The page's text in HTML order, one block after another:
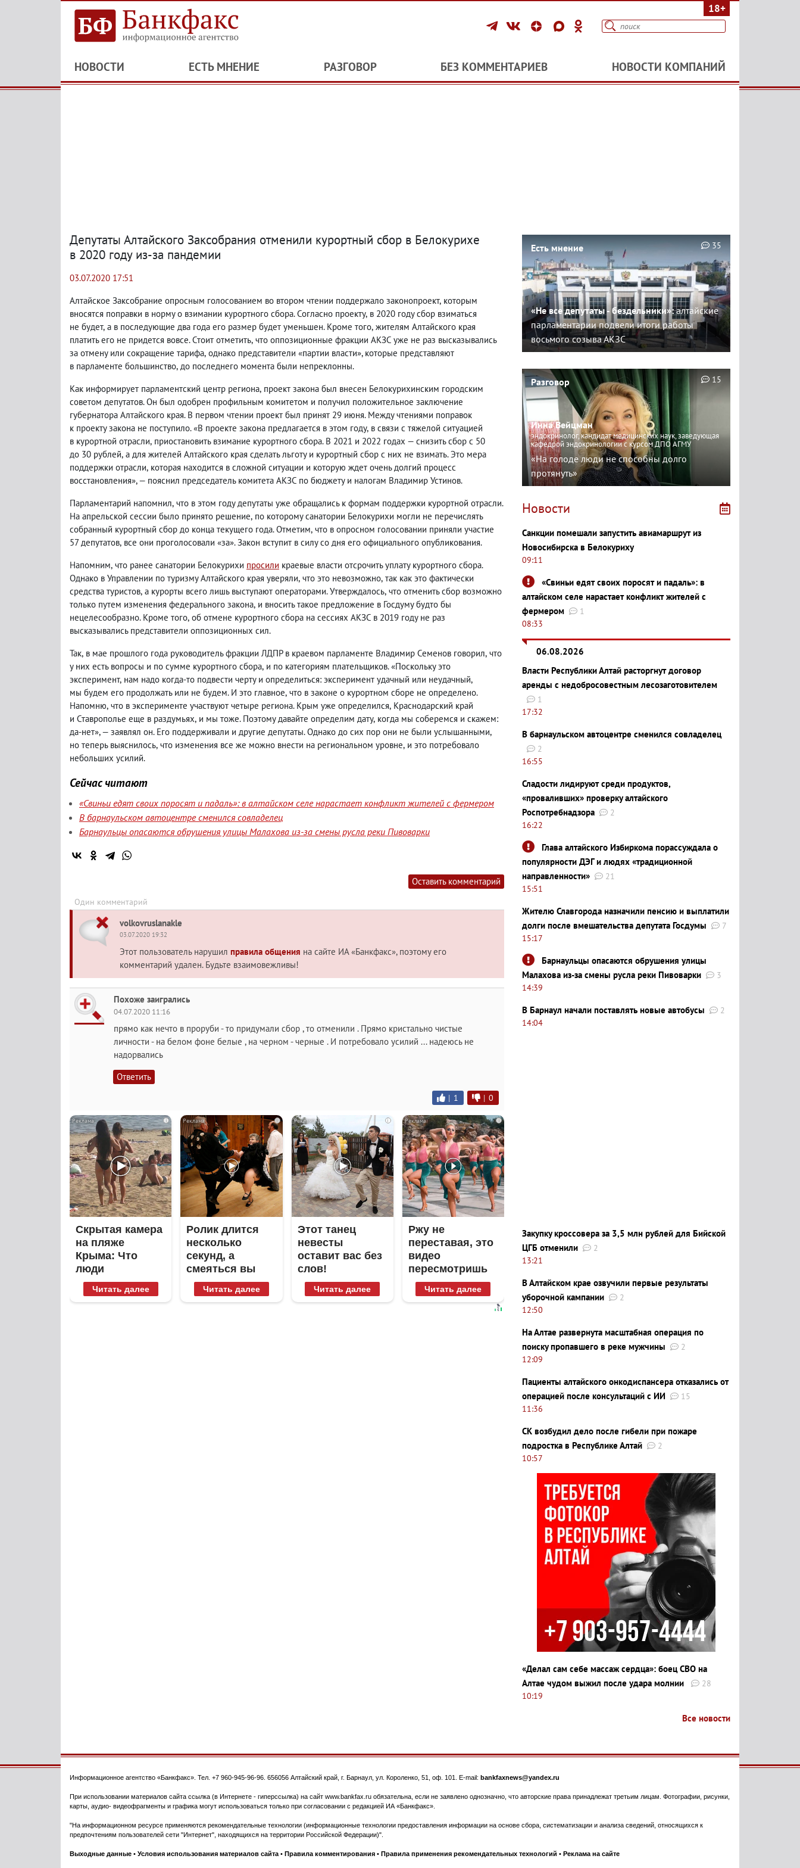
18+
НОВОСТИ ЕСТЬ МНЕНИЕ РАЗГОВОР БЕЗ КОММЕНТАРИЕВ НОВОСТИ КОМПАНИЙ
Депутаты Алтайского Заксобрания отменили курортный сбор в Белокурихе
в 2020 году из-за пандемии
03.07.2020 17:51
Алтайское Заксобрание опросным голосованием во втором чтении поддержало законопроект, которым
вносятся поправки в норму о взимании курортного сбора. Согласно проекту, в 2020 году сбор взиматься
не будет, а в последующие два года его размер будет уменьшен. Кроме того, жителям Алтайского края
платить его не придется вовсе. Стоит отметить, что оппозиционные фракции АКЗС уже не раз высказывались
за отмену или сокращение тарифа, однако представители «партии власти», которые представляют
в парламенте большинство, до последнего момента были непреклонны.
Как информирует парламентский центр региона, проект закона был внесен Белокурихинским городским
советом депутатов. Он был одобрен профильным комитетом и получил положительное заключение
губернатора Алтайского края. В первом чтении проект был принят 29 июня. Между чтениями поправок
к проекту закона не поступило. «В проекте закона предлагается в этом году, в связи с тяжелой ситуацией
в курортной отрасли, приостановить взимание курортного сбора. В 2021 и 2022 годах — снизить сбор с 50
до 30 рублей, а для жителей Алтайского края сделать льготу и курортный сбор с них не взимать. Это мера
поддержки отрасли, которая находится в сложной ситуации и которую ждет очень долгий процесс
восстановления», — пояснил председатель комитета АКЗС по бюджету и налогам Владимир Устинов.
Парламентарий напомнил, что в этом году депутаты уже обращались к формам поддержки курортной отрасли.
На апрельской сессии было принято решение, по которому санатории Белокурихи могли не перечислять
собранный курортный сбор до конца текущего года. Отметим, что в опросном голосовании приняли участие
57 депутатов, все они проголосовали «за». Закон вступит в силу со дня его официального опубликования.
Напомним, что ранее санатории Белокурихи просили краевые власти отсрочить уплату курортного сбора.
Однако в Управлении по туризму Алтайского края уверяли, что это невозможно, так как это фактически
средства туристов, а курорты всего лишь выступают операторами. Утверждалось, что отменить сбор возможно
только путем изменения федерального закона, и вносить такое предложение в Госдуму будто бы
нецелесообразно. Кроме того, об отмене курортного сбора на сессиях АКЗС в 2019 году не раз
высказывались представители оппозиционных сил.
Так, в мае прошлого года руководитель фракции ЛДПР в краевом парламенте Владимир Семенов говорил, что
у них есть вопросы и по сумме курортного сбора, и по категориям плательщиков. «Поскольку это
эксперимент, нам надо когда-то подвести черту и определиться: эксперимент удачный или неудачный,
мы будем его продолжать или не будем. И это главное, что в законе о курортном сборе не определено.
Напомню, что в эксперименте участвуют четыре региона. Крым уже определился, Краснодарский край
и Ставрополье еще в раздумьях, и мы тоже. Поэтому давайте определим дату, когда мы соберемся и скажем:
да-нет», — заявлял он. Его поддерживали и другие депутаты. Однако до сих пор они не были услышанными,
но теперь выяснилось, что изменения все же можно внести на региональном уровне, и это потребовало
небольших усилий.
Сейчас читают
«Свиньи едят своих поросят и падаль»: в алтайском селе нарастает конфликт жителей с фермером
В барнаульском автоцентре сменился совладелец
Барнаульцы опасаются обрушения улицы Малахова из-за смены русла реки Пивоварки
Оставить комментарий
Один комментарий
volkovruslanakle
03.07.2020 19:32
Этот пользователь нарушил правила общения на сайте ИА «Банкфакс», поэтому его
комментарий удален. Будьте взаимовежливы!
Похоже заигрались
04.07.2020 11:16
прямо как нечто в проруби - то придумали сбор , то отменили . Прямо кристально чистые
личности - на белом фоне белые , на черном - черные . И потребовало усилий ... надеюсь не
надорвались
Ответить
| 1 | 0
i
Скрытая камера
на пляже
Крыма: Что
люди
вытворяют,
когда их не
Читать далее
i
Ролик длится
несколько
секунд, а
смеяться вы
будете долго
Читать далее
i
Этот танец
невесты
оставит вас без
слов!
Пересмотрела
10 раз
Читать далее
i
Ржу не
переставая, это
видео
пересмотришь
не раз
Читать далее
Есть мнение
«Не все депутаты - бездельники»:алтайские
парламентарии подвели итоги работы
восьмого созыва АКЗС
35
Разговор
Инна Вейцман
эндокринолог, кандидат медицинских наук, заведующая
кафедрой эндокринологии с курсом ДПО АГМУ
«На голоде люди не способны долго
протянуть»
15
Новости
Санкции помешали запустить авиамаршрут из
Новосибирска в Белокуриху
09:11
«Свиньи едят своих поросят и падаль»: в
алтайском селе нарастает конфликт жителей с
фермером
1
08:33
06.08.2026
Власти Республики Алтай расторгнут договор
аренды с недобросовестным лесозаготовителем
1
17:32
В барнаульском автоцентре сменился совладелец
2
16:55
Сладости лидируют среди продуктов,
«проваливших» проверку алтайского
Роспотребнадзора
2
16:22
Глава алтайского Избиркома порассуждала о
популярности ДЭГ и людях «традиционной
направленности»
21
15:51
Жителю Славгорода назначили пенсию и выплатили
долги после вмешательства депутата Госдумы
7
15:17
Барнаульцы опасаются обрушения улицы
Малахова из-за смены русла реки Пивоварки
3
14:39
В Барнаул начали поставлять новые автобусы
2
14:04
Закупку кроссовера за 3,5 млн рублей для Бийской
ЦГБ отменили
2
13:21
В Алтайском крае озвучили первые результаты
уборочной кампании
2
12:50
На Алтае развернута масштабная операция по
поиску пропавшего в реке мужчины
2
12:09
Пациенты алтайского онкодиспансера отказались от
операцией после консультаций с ИИ
15
11:36
СК возбудил дело после гибели при пожаре
подростка в Республике Алтай
2
10:57
«Делал сам себе массаж сердца»: боец СВО на
Алтае чудом выжил после удара молнии
28
10:19
Все новости
Информационное агентство «Банкфакс» . Тел. +7 960-945-96-96 656056 Алтайский край, г. Барнаул ул. Короленко, 51, оф. 101 . E-mail: bankfaxnews@yandex.ru
При использовании материалов сайта ссылка (в Интернете - гиперссылка) на сайт www.bankfax.ru обязательна, если не заявлено однозначно, что авторские права принадлежат третьим лицам. Фотографии, рисунки,
карты, аудио- видеофрагменты и графика могут использоваться только при согласовании с редакцией ИА «Банкфакс».
"На информационном ресурсе применяются рекомендательные технологии (информационные технологии предоставления информации на основе сбора, систематизации и анализа сведений, относящихся к
предпочтениям пользователей сети "Интернет", находящихся на территории Российской Федерации)".
Выходные данные • Условия использования материалов сайта • Правила комментирования • Правила применения рекомендательных технологий • Реклама на сайте